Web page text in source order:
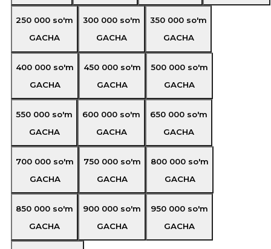
250 000 so'm
GACHA
300 000 so'm
GACHA
350 000 so'm
GACHA
400 000 so'm
GACHA
450 000 so'm
GACHA
500 000 so'm
GACHA
550 000 so'm
GACHA
600 000 so'm
GACHA
650 000 so'm
GACHA
700 000 so'm
GACHA
750 000 so'm
GACHA
800 000 so'm
GACHA
850 000 so'm
GACHA
900 000 so'm
GACHA
950 000 so'm
GACHA